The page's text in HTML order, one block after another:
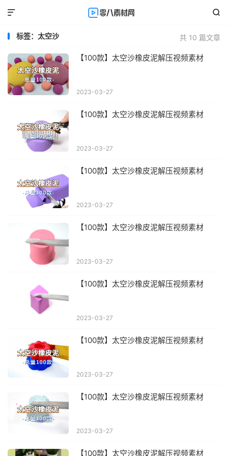


共 10 篇文章
标签：太空沙
【100款】太空沙橡皮泥解压视频素材
2023-03-27
【100款】太空沙橡皮泥解压视频素材
2023-03-27
【100款】太空沙橡皮泥解压视频素材
2023-03-27
【100款】太空沙橡皮泥解压视频素材
2023-03-27
【100款】太空沙橡皮泥解压视频素材
2023-03-27
【100款】太空沙橡皮泥解压视频素材
2023-03-27
【100款】太空沙橡皮泥解压视频素材
2023-03-27
【100款】太空沙橡皮泥解压视频素材